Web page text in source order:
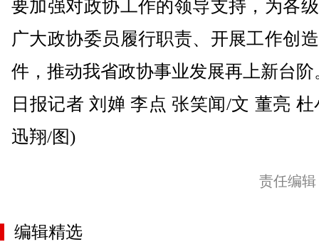
要加强对政协工作的领导支持，为各
广大政协委员履行职责、开展工作创
件，推动我省政协事业发展再上新台阶
日报记者 刘婵 李点 张笑闻/文 董亮 杜
迅翔/图)
责任编
编辑精选